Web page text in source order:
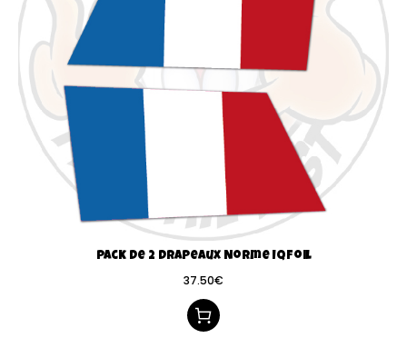
Pack de 2 drapeaux Norme IQFoil
37.50€